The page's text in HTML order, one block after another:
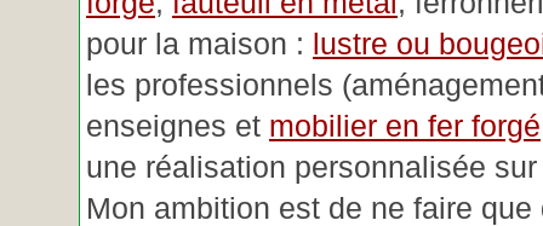
pour la maison : lustre ou
les professionnels
enseignes et mobilier en fer forgé
une réalisation personnalisée
Mon ambition est de ne faire que